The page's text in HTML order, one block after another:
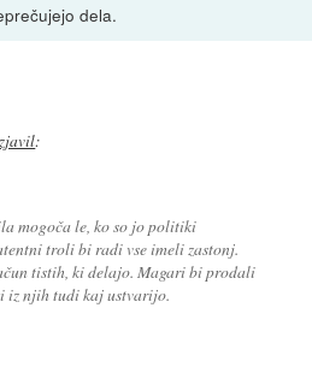
dela.
:
mogoča le, ko so jo politiki
troli bi radi vse imeli zastonj.
tistih, ki delajo. Magari bi prodali
iz njih tudi kaj ustvarijo.